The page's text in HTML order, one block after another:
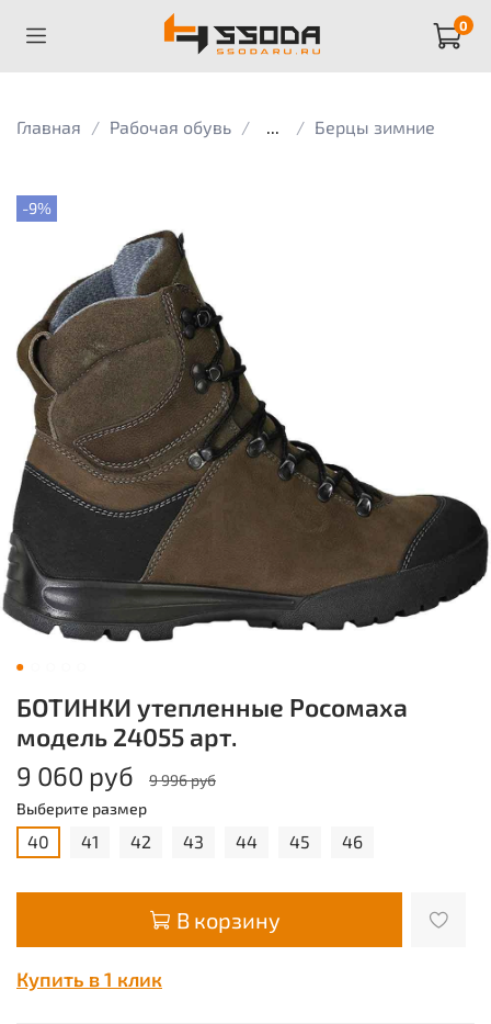
0
Главная Рабочая обувь ... Берцы зимние
-9%
БОТИНКИ утепленные Росомаха
модель 24055 арт.
9 060 руб
9 996 руб
Выберите размер
40 41 42 43 44 45 46
В корзину
Купить в 1 клик